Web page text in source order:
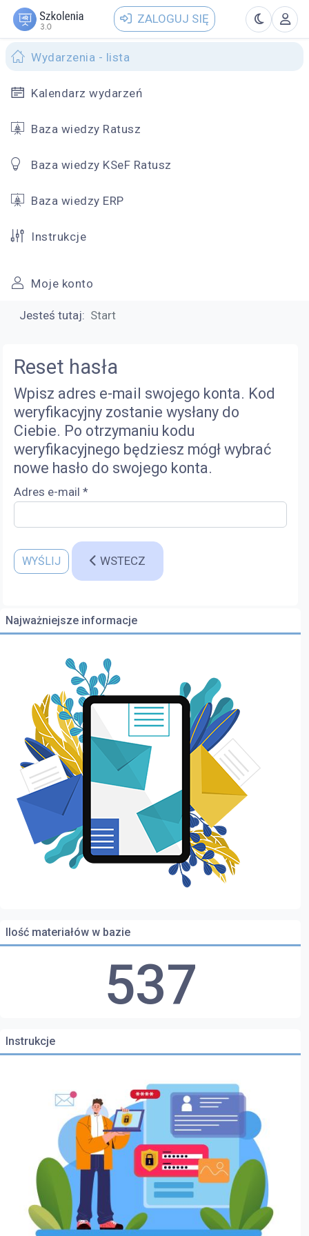
ZALOGUJ SIĘ
Wydarzenia - lista
Kalendarz wydarzeń
Baza wiedzy Ratusz
Baza wiedzy KSeF Ratusz
Baza wiedzy ERP
Instrukcje
Moje konto
Jesteś tutaj: Start
Reset hasła
Wpisz adres e-mail swojego konta. Kod
weryfikacyjny zostanie wysłany do
Ciebie. Po otrzymaniu kodu
weryfikacyjnego będziesz mógł wybrać
nowe hasło do swojego konta.
Adres e-mail *
WYŚLIJ WSTECZ
Najważniejsze informacje
Ilość materiałów w bazie
537
Instrukcje